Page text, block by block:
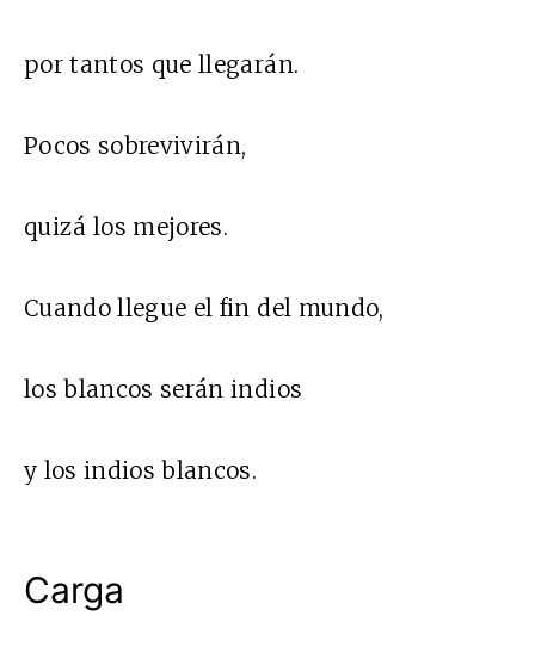
por tantos que llegarán.
Pocos sobrevivirán,
quizá los mejores.
Cuando llegue el fin del mundo,
los blancos serán indios
y los indios blancos.
Carga